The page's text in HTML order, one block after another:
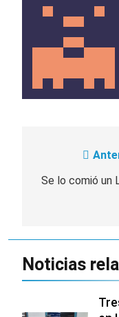
de
Se lo comió un
Noticias